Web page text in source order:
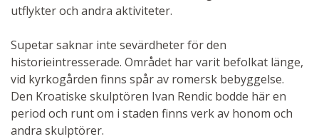
utflykter och andra aktiviteter.
Supetar saknar inte sevärdheter för den
historieintresserade. Området har varit befolkat länge,
vid kyrkogården finns spår av romersk bebyggelse.
Den Kroatiske skulptören Ivan Rendic bodde här en
period och runt om i staden finns verk av honom och
andra skulptörer.